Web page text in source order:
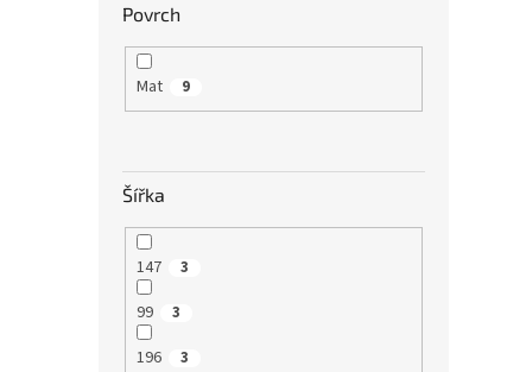
Povrch
Mat 9
Šířka
147 3
99 3
196 3